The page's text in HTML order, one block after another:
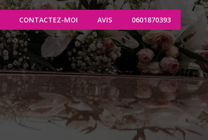
CONTACTEZ-MOI AVIS 0601870393